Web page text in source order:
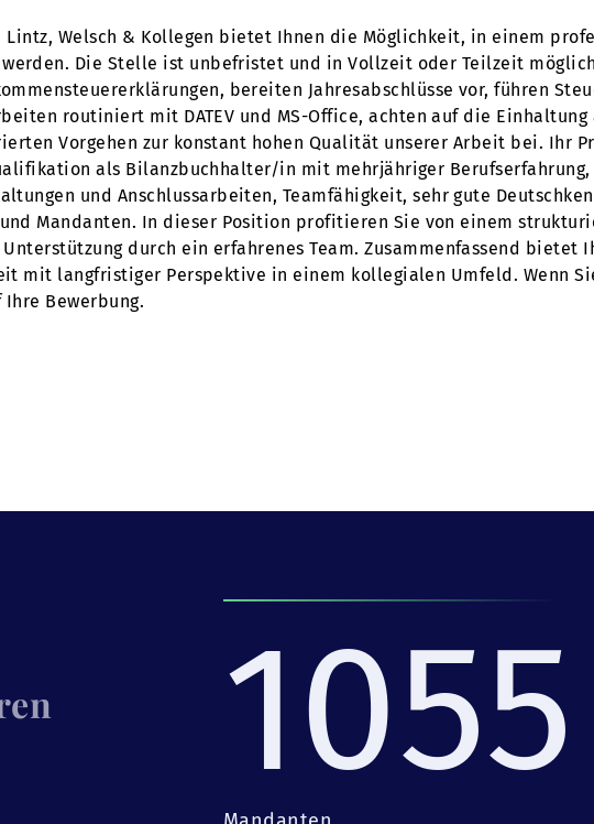
Welsch & Kollegen bietet Ihnen die Möglichkeit, in einem
werden. Die Stelle ist unbefristet und in Vollzeit oder Teilzeit
bereiten Jahresabschlüsse vor, führen
routiniert mit DATEV und MS-Office, achten auf die
Vorgehen zur konstant hohen Qualität unserer Arbeit bei. Ihr
als Bilanzbuchhalter/in mit mehrjähriger
und Anschlussarbeiten, Teamfähigkeit, sehr gute
Mandanten. In dieser Position profitieren Sie von einem
durch ein erfahrenes Team. Zusammenfassend bietet
mit langfristiger Perspektive in einem kollegialen Umfeld. Wenn
Bewerbung.
1055